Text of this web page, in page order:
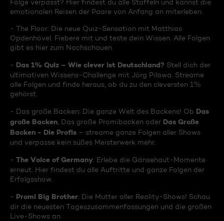
Folge verpasst? Hier findest du alle Staffeln und kannst die
emotionalen Reisen der Paare von Anfang an miterleben.
- The Floor: Die neue Quiz-Sensation mit Matthias
Opdenhövel. Fiebere mit und teste dein Wissen. Alle Folgen
gibt es hier zum Nachschauen.
- Das 1% Quiz – Wie clever ist Deutschland? Stell dich der
ultimativen Wissens-Challenge mit Jörg Pilawa. Streame
alle Folgen und finde heraus, ob du zu den cleversten 1%
gehörst.
- Das große Backen: Die ganze Welt des Backens! Ob Das
große Backen , Das große Promibacken oder Das Große
Backen - Die Profis – streame ganze Folgen aller Shows
und verpasse kein süßes Meisterwerk mehr.
- The Voice of Germany: Erlebe die Gänsehaut-Momente
erneut. Hier findest du alle Auftritte und ganze Folgen der
Erfolgsshow.
- Promi Big Brother: Die Mutter aller Reality-Shows! Schau
dir die neuesten Tageszusammenfassungen und die großen
Live-Shows an.